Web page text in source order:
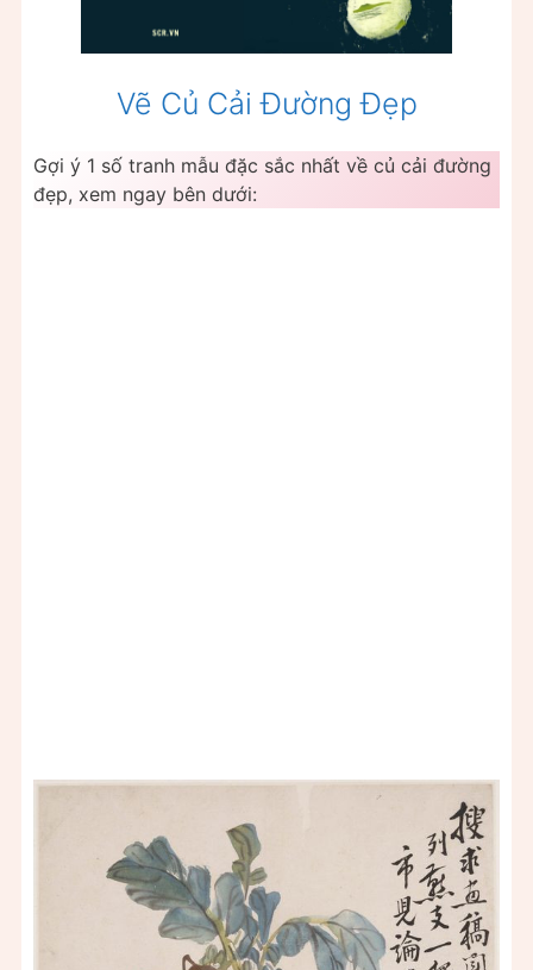
Vẽ Củ Cải Đường Đẹp
Gợi ý 1 số tranh mẫu đặc sắc nhất về củ cải đường
đẹp, xem ngay bên dưới: